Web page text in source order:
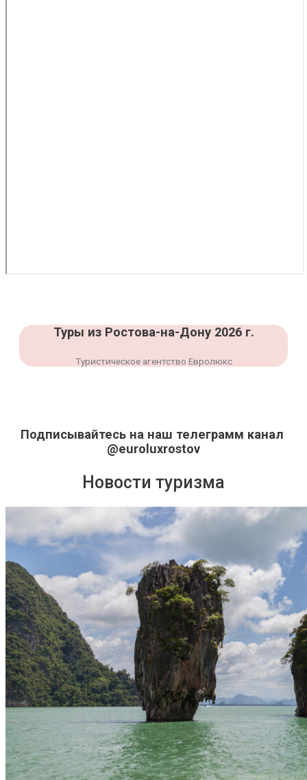
Туры из Ростова-на-Дону 2026 г.
Туристическое агентство Евролюкс
Подписывайтесь на наш телеграмм канал
@euroluxrostov
Новости туризма